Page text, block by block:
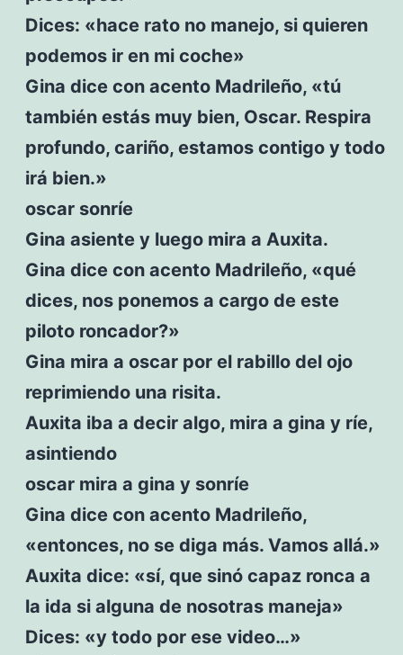
Dices: «hace rato no manejo, si quieren
podemos ir en mi coche»
Gina dice con acento Madrileño, «tú
también estás muy bien, Oscar. Respira
profundo, cariño, estamos contigo y todo
irá bien.»
oscar sonríe
Gina asiente y luego mira a Auxita.
Gina dice con acento Madrileño, «qué
dices, nos ponemos a cargo de este
piloto roncador?»
Gina mira a oscar por el rabillo del ojo
reprimiendo una risita.
Auxita iba a decir algo, mira a gina y ríe,
asintiendo
oscar mira a gina y sonríe
Gina dice con acento Madrileño,
«entonces, no se diga más. Vamos allá.»
Auxita dice: «sí, que sinó capaz ronca a
la ida si alguna de nosotras maneja»
Dices: «y todo por ese video…»